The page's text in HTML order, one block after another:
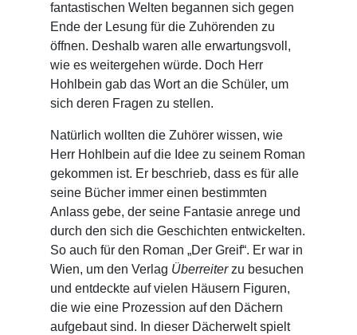
fantastischen Welten begannen sich gegen
Ende der Lesung für die Zuhörenden zu
öffnen. Deshalb waren alle erwartungsvoll,
wie es weitergehen würde. Doch Herr
Hohlbein gab das Wort an die Schüler, um
sich deren Fragen zu stellen.
Natürlich wollten die Zuhörer wissen, wie
Herr Hohlbein auf die Idee zu seinem Roman
gekommen ist. Er beschrieb, dass es für alle
seine Bücher immer einen bestimmten
Anlass gebe, der seine Fantasie anrege und
durch den sich die Geschichten entwickelten.
So auch für den Roman „Der Greif“. Er war in
Wien, um den Verlag Überreiterzu besuchen
und entdeckte auf vielen Häusern Figuren,
die wie eine Prozession auf den Dächern
aufgebaut sind. In dieser Dächerwelt spielt